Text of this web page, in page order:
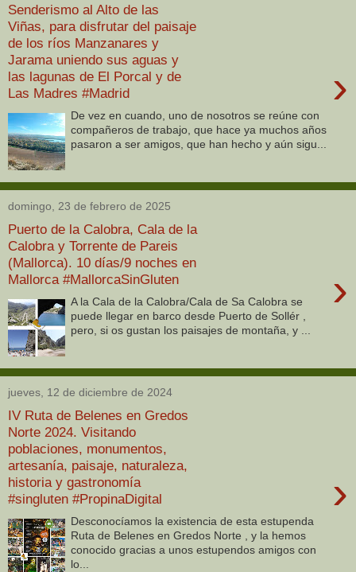
Senderismo al Alto de las
Viñas, para disfrutar del paisaje
de los ríos Manzanares y
Jarama uniendo sus aguas y
las lagunas de El Porcal y de
Las Madres #Madrid
›
De vez en cuando, uno de nosotros se reúne con
compañeros de trabajo, que hace ya muchos años
pasaron a ser amigos, que han hecho y aún sigu...
domingo, 23 de febrero de 2025
Puerto de la Calobra, Cala de la
Calobra y Torrente de Pareis
(Mallorca). 10 días/9 noches en
Mallorca #MallorcaSinGluten
›
A la Cala de la Calobra/Cala de Sa Calobra se
puede llegar en barco desde Puerto de Sollér ,
pero, si os gustan los paisajes de montaña, y ...
jueves, 12 de diciembre de 2024
IV Ruta de Belenes en Gredos
Norte 2024. Visitando
poblaciones, monumentos,
artesanía, paisaje, naturaleza,
historia y gastronomía
#singluten #PropinaDigital
›
Desconocíamos la existencia de esta estupenda
Ruta de Belenes en Gredos Norte , y la hemos
conocido gracias a unos estupendos amigos con
lo...